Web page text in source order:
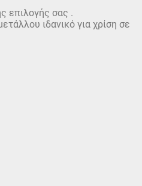
επιλογής σας .
ιδανικό για χρίση σε